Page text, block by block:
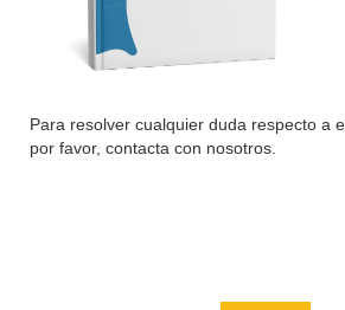
Para resolver cualquier duda respecto a
por favor, contacta con nosotros.